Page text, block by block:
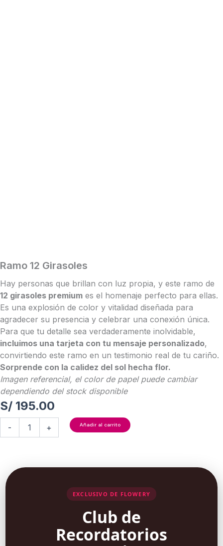
Ramo 12 Girasoles
Hay personas que brillan con luz propia, y este ramo de
12 girasoles premium es el homenaje perfecto para ellas.
Es una explosión de color y vitalidad diseñada para
agradecer su presencia y celebrar una conexión única.
Para que tu detalle sea verdaderamente inolvidable,
incluimos una tarjeta con tu mensaje personalizado,
convirtiendo este ramo en un testimonio real de tu cariño.
Sorprende con la calidez del sol hecha flor.
Imagen referencial, el color de papel puede cambiar
dependiendo del stock disponible
S/ 195.00
- + Añadir al carrito
EXCLUSIVO DE FLOWERY
Club de
Recordatorios